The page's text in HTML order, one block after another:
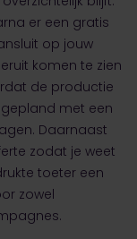
er een gratis
op jouw
komen te zien
de productie
met een
Daarnaast
zodat je weet
toeter een
zowel